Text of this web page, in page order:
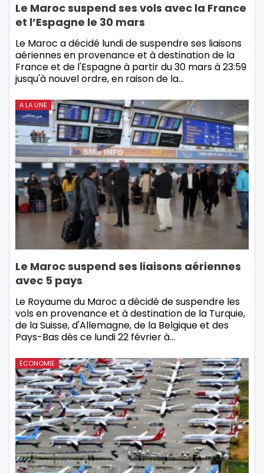
Le Maroc suspend ses vols avec la France
et l’Espagne le 30 mars
Le Maroc a décidé lundi de suspendre ses liaisons
aériennes en provenance et à destination de la
France et de l'Espagne à partir du 30 mars à 23:59
jusqu'à nouvel ordre, en raison de la…
A LA UNE
Le Maroc suspend ses liaisons aériennes
avec 5 pays
Le Royaume du Maroc a décidé de suspendre les
vols en provenance et à destination de la Turquie,
de la Suisse, d'Allemagne, de la Belgique et des
Pays-Bas dès ce lundi 22 février à…
ÉCONOMIE